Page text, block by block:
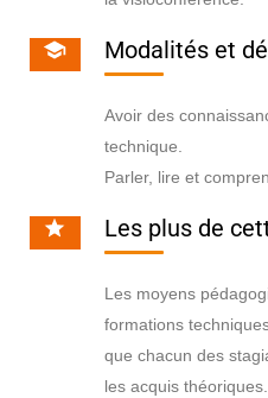
Modalités et
Avoir des
technique.
Parler, lire et
Les plus de
Les moyens
formations
que chacun des
les acquis théoriques.